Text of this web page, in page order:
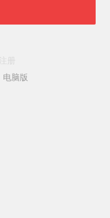
注册
电脑版